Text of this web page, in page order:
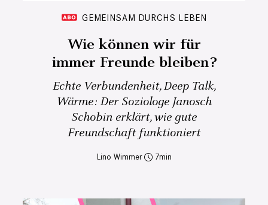
GEMEINSAM DURCHS LEBEN
Wie können wir für
immer Freunde bleiben?
Echte Verbundenheit, Deep Talk,
Wärme: Der Soziologe Janosch
Schobin erklärt, wie gute
Freundschaft funktioniert
Lino Wimmer 7